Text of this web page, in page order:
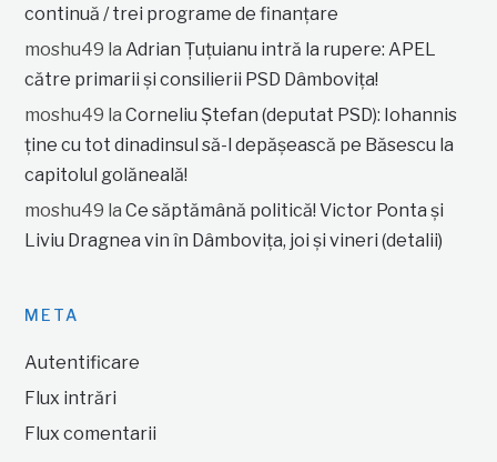
continuă / trei programe de finanțare
moshu49 la Adrian Țuțuianu intră la rupere: APEL
către primarii și consilierii PSD Dâmbovița!
moshu49 laCorneliu Ștefan (deputat PSD): Iohannis
ține cu tot dinadinsul să-l depășească pe Băsescu la
capitolul golăneală!
moshu49 laCe săptămână politică! Victor Ponta și
Liviu Dragnea vin în Dâmbovița, joi și vineri (detalii)
META
Autentificare
Flux intrări
Flux comentarii